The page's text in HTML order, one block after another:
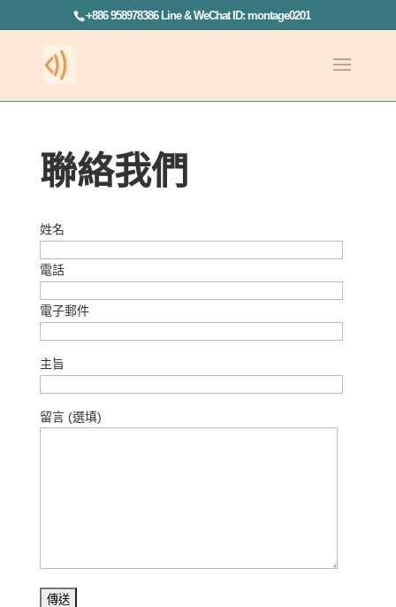
+886 958978386 Line & WeChat ID: montage0201
聯絡我們
姓名
電話
電子郵件
主旨
留言 (選填)